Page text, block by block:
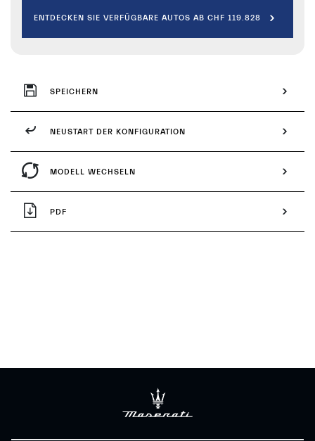
ENTDECKEN SIE VERFÜGBARE AUTOS AB CHF 119.828
SPEICHERN
NEUSTART DER KONFIGURATION
MODELL WECHSELN
PDF